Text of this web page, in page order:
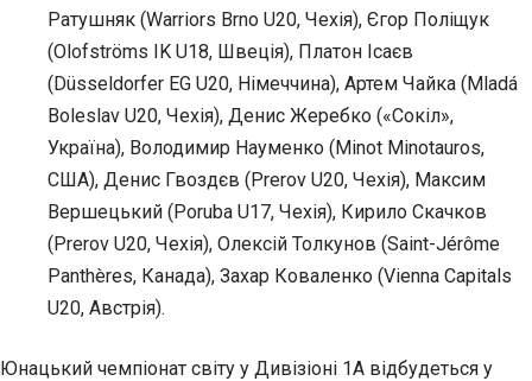
Ратушняк (Warriors Brno U20, Чехія), Єгор Поліщук
(Olofströms IK U18, Швеція), Платон Ісаєв
(Düsseldorfer EG U20, Німеччина), Артем Чайка (Mladá
Boleslav U20, Чехія), Денис Жеребко («Сокіл»,
Україна), Володимир Науменко (Minot Minotauros,
США), Денис Гвоздєв (Prerov U20, Чехія), Максим
Вершецький (Poruba U17, Чехія), Кирило Скачков
(Prerov U20, Чехія), Олексій Толкунов (Saint-Jérôme
Panthères, Канада), Захар Коваленко (Vienna Capitals
U20, Австрія).
Юнацький чемпіонат світу у Дивізіоні 1А відбудеться у